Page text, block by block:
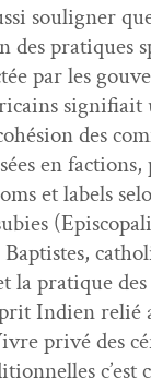
soulign­er
des pra­tiques
par les
sig­nifi­ait
des
en
et labels
la pra­tique
Indi­en relié
privé des
c’est